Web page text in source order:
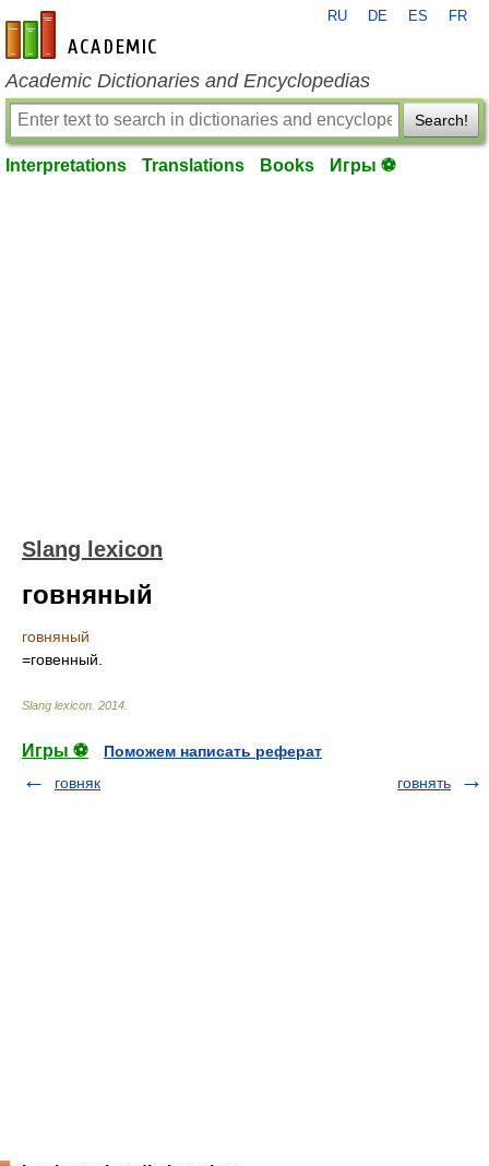
en-academic.com
RU DE ES FR
Academic Dictionaries and Encyclopedias
Search!
Interpretations Translations Books Игры ⚽
Slang lexicon
говняный
говняный
=говенный.
Slang lexicon 2014
Игры ⚽
Поможем написать реферат
говняк
говнять